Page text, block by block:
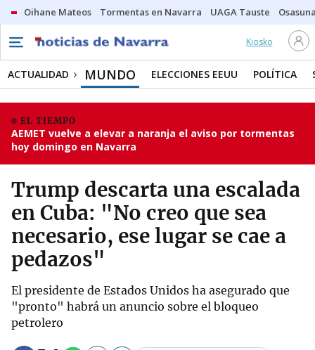
Oihane Mateos Tormentas en Navarra UAGA Tauste
Kiosko
ACTUALIDAD MUNDO ELECCIONES EEUU POLÍTICA
EL TIEMPO
AEMET vuelve a elevar a naranja el aviso por tormentas
hoy domingo en Navarra
Trump descarta una escalada
en Cuba: "No creo que sea
necesario, ese lugar se cae a
pedazos"
El presidente de Estados Unidos ha asegurado que
"pronto" habrá un anuncio sobre el bloqueo
petrolero